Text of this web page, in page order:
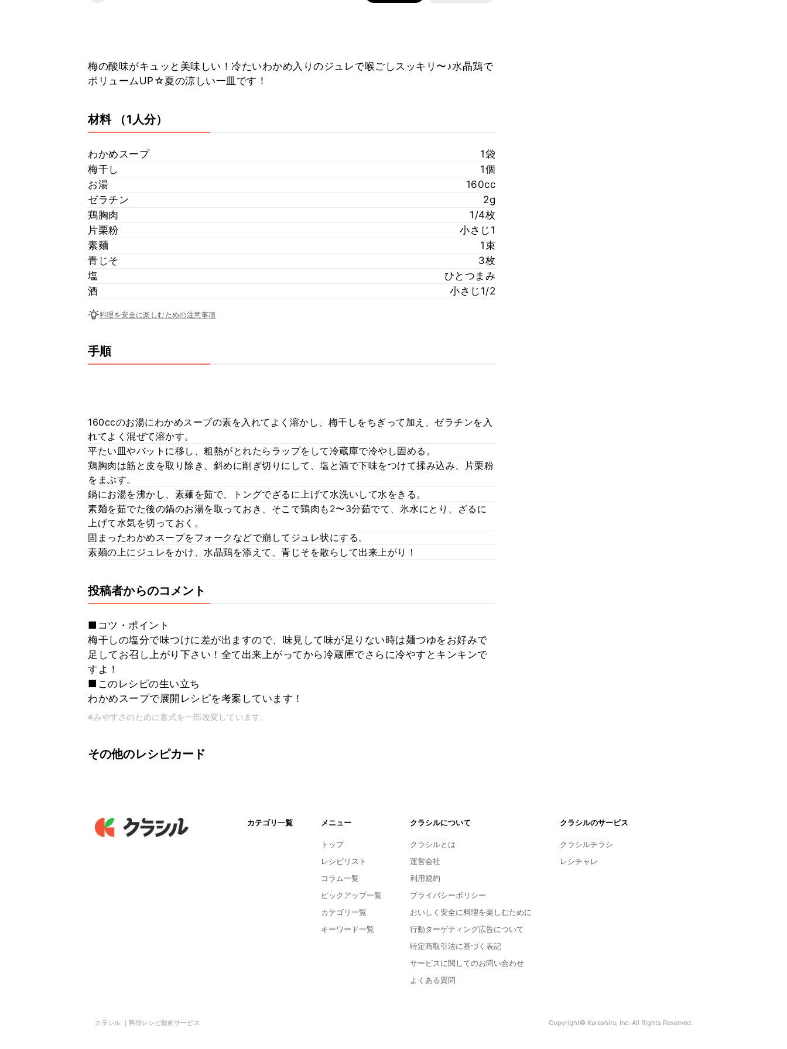
梅の酸味がキュッと美味しい！冷たいわかめ入りのジュレで喉ごしスッキリ〜♪水晶鶏で
ボリュームUP☆夏の涼しい一皿です！
材料 （1人分）
わかめスープ
1袋
梅干し
1個
お湯
160cc
ゼラチン
2g
鶏胸肉
1/4枚
片栗粉
小さじ1
素麺
1束
青じそ
3枚
塩
ひとつまみ
酒
小さじ1/2
料理を安全に楽しむための注意事項
手順
160ccのお湯にわかめスープの素を入れてよく溶かし、梅干しをちぎって加え、ゼラチンを入
れてよく混ぜて溶かす。
平たい皿やバットに移し、粗熱がとれたらラップをして冷蔵庫で冷やし固める。
鶏胸肉は筋と皮を取り除き、斜めに削ぎ切りにして、塩と酒で下味をつけて揉み込み、片栗粉
をまぶす。
鍋にお湯を沸かし、素麺を茹で、トングでざるに上げて水洗いして水をきる。
素麺を茹でた後の鍋のお湯を取っておき、そこで鶏肉も2〜3分茹でて、氷水にとり、ざるに
上げて水気を切っておく。
固まったわかめスープをフォークなどで崩してジュレ状にする。
素麺の上にジュレをかけ、水晶鶏を添えて、青じそを散らして出来上がり！
投稿者からのコメント
■コツ・ポイント
梅干しの塩分で味つけに差が出ますので、味見して味が足りない時は麺つゆをお好みで
足してお召し上がり下さい！全て出来上がってから冷蔵庫でさらに冷やすとキンキンで
すよ！
■このレシピの生い立ち
わかめスープで展開レシピを考案しています！
※みやすさのために書式を一部改変しています。
その他のレシピカード
カテゴリ一覧 メニュー
トップ
レシピリスト
コラム一覧
ピックアップ一覧
カテゴリ一覧
キーワード一覧
クラシルについて
クラシルとは
運営会社
利用規約
プライバシーポリシー
おいしく安全に料理を楽しむために
行動ターゲティング広告について
特定商取引法に基づく表記
サービスに関してのお問い合わせ
よくある質問
クラシルのサービス
クラシルチラシ
レシチャレ
クラシル ｜料理レシピ動画サービス Copyright© Kurashiru, Inc. All Rights Reserved.